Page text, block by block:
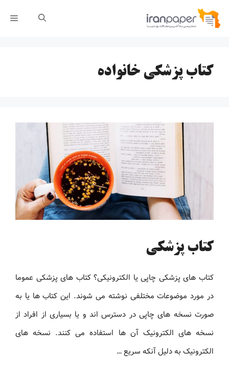
پرش
کتاب پزشکی خانواده
کتاب پزشکی
کتاب های پزشکی چاپی یا الکترونیکی؟ کتاب های پزشکی عموما
در مورد موضوعات مختلفی نوشته می شوند. این کتاب ها یا به
صورت نسخه های چاپی در دسترس اند و یا بسیاری از افراد از
نسخه های الکترونیک آن ها استفاده می کنند. نسخه های
الکترونیک به دلیل آنکه سریع …